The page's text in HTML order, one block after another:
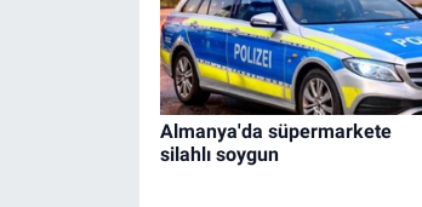
Almanya'da süpermarkete
silahlı soygun